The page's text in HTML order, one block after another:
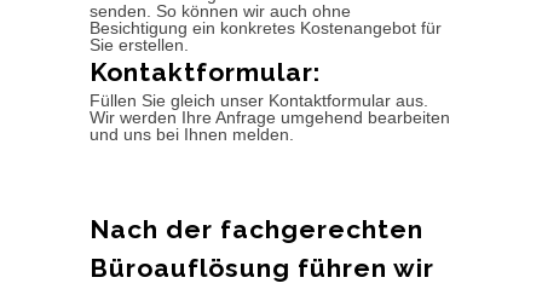
senden. So können wir auch ohne
Besichtigung ein konkretes Kostenangebot für
Sie erstellen.
Kontaktformular:
Füllen Sie gleich unser Kontaktformular aus.
Wir werden Ihre Anfrage umgehend bearbeiten
und uns bei Ihnen melden.
Nach der fachgerechten
Büroauflösung führen wir